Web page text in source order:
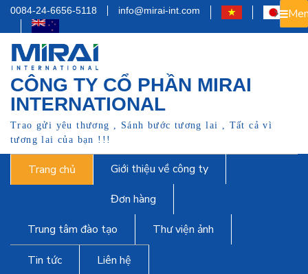
0084-24-6656-5118 info@mirai-int.com
CÔNG TY CỔ PHẦN MIRAI
INTERNATIONAL
Trao gửi yêu thương , Sánh bước tương lai , Tất cả vì
tương lai của bạn !!!
Trang chủ
Giới thiệu về công ty
Đơn hàng
Trung tâm đào tạo
Thư viện ảnh
Tin tức Liên hệ